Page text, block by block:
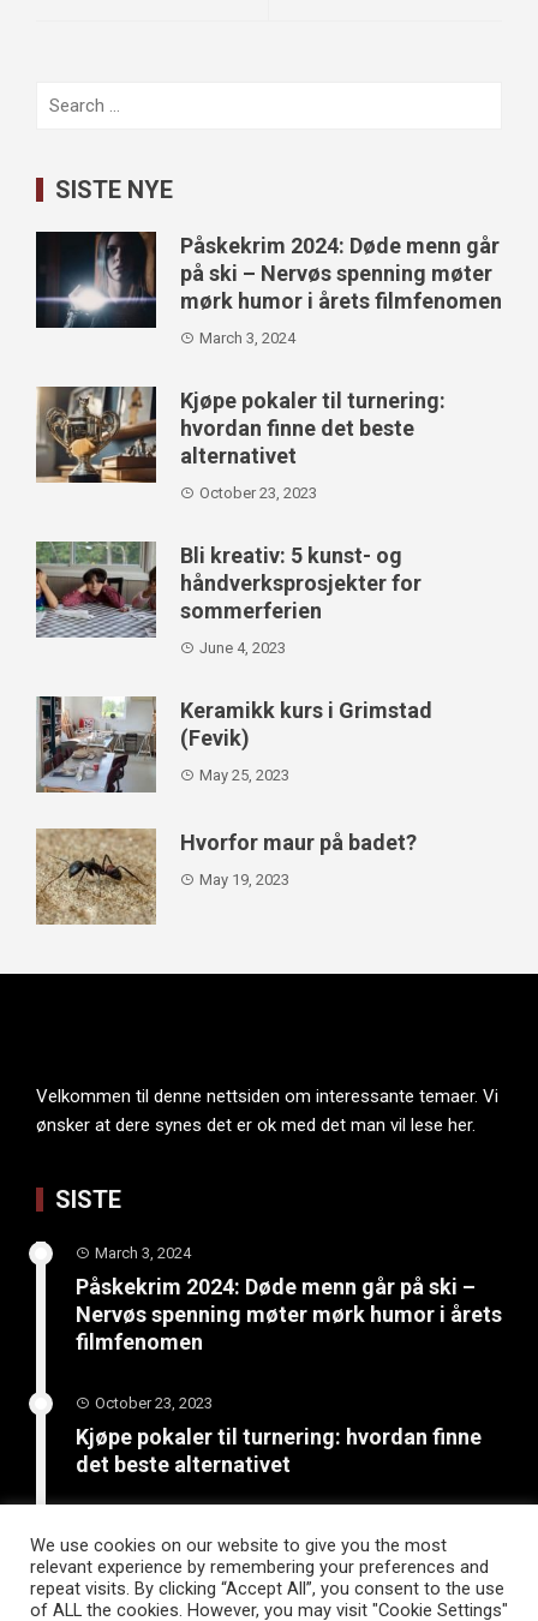
Search
SISTE NYE
Påskekrim 2024: Døde menn går
på ski – Nervøs spenning møter
mørk humor i årets filmfenomen
March 3, 2024
Kjøpe pokaler til turnering:
hvordan finne det beste
alternativet
October 23, 2023
Bli kreativ: 5 kunst- og
håndverksprosjekter for
sommerferien
June 4, 2023
Keramikk kurs i Grimstad
(Fevik)
May 25, 2023
Hvorfor maur på badet?
May 19, 2023
Velkommen til denne nettsiden om interessante temaer. Vi
ønsker at dere synes det er ok med det man vil lese her.
SISTE
March 3, 2024
Påskekrim 2024: Døde menn går på ski –
Nervøs spenning møter mørk humor i årets
filmfenomen
October 23, 2023
Kjøpe pokaler til turnering: hvordan finne
det beste alternativet
Bli kreativ: 5 kunst- og
håndverksprosjekter for sommerferien
We use cookies on our website to give you the most
relevant experience by remembering your preferences and
repeat visits. By clicking “Accept All”, you consent to the use
of ALL the cookies. However, you may visit "Cookie Settings"